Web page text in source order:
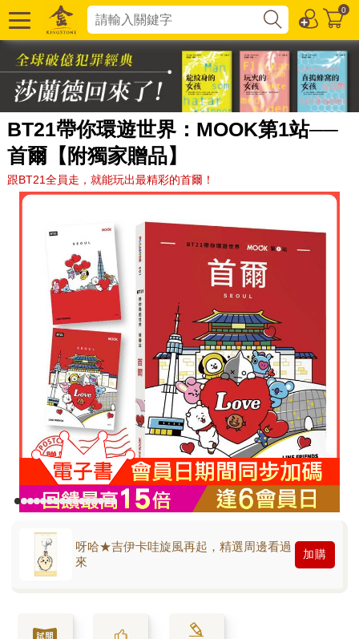
0
BT21帶你環遊世界：MOOK第1站──
首爾【附獨家贈品】
跟BT21全員走，就能玩出最精彩的首爾！
呀哈★吉伊卡哇旋風再起，精選周邊看過
來
加購